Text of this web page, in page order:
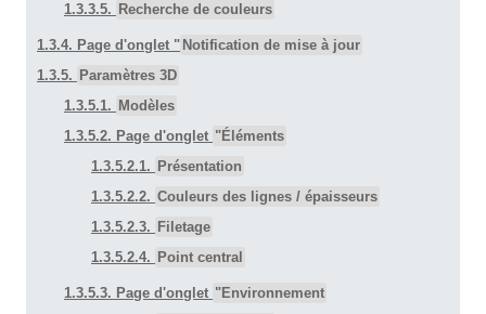
1.3.3.5. Recherche de couleurs
1.3.4. Page d'onglet " Notification de mise à jour
1.3.5. Paramètres 3D
1.3.5.1. Modèles
1.3.5.2. Page d'onglet "Éléments
1.3.5.2.1. Présentation
1.3.5.2.2. Couleurs des lignes / épaisseurs
1.3.5.2.3. Filetage
1.3.5.2.4. Point central
1.3.5.3. Page d'onglet "Environnement